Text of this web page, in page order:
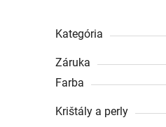
Kategória
Záruka
Farba
Krištály a perly